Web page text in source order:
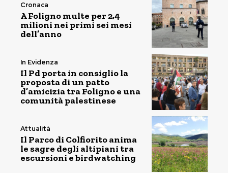
Cronaca
A Foligno multe per 2,4
milioni nei primi sei mesi
dell’anno
In Evidenza
Il Pd porta in consiglio la
proposta di un patto
d’amicizia tra Foligno e una
comunità palestinese
Attualità
Il Parco di Colfiorito anima
le sagre degli altipiani tra
escursioni e birdwatching